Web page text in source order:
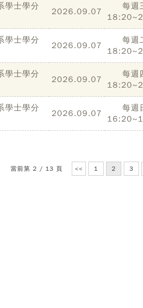
學士學分
2026.09.07
每週
學士學分
2026.09.07
每週
學士學分
2026.09.07
每週
學士學分
2026.09.07
每週
當前第 2 / 13 頁 << 1 2 3